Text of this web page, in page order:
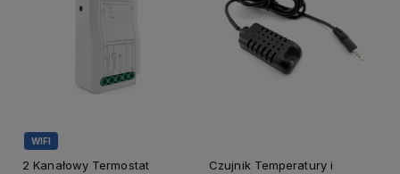
WIFI
2 Kanałowy Termostat
Czujnik Temperatury i